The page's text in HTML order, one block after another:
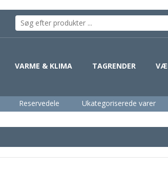
VARME & KLIMA TAGRENDER
Reservedele Ukategoriserede varer